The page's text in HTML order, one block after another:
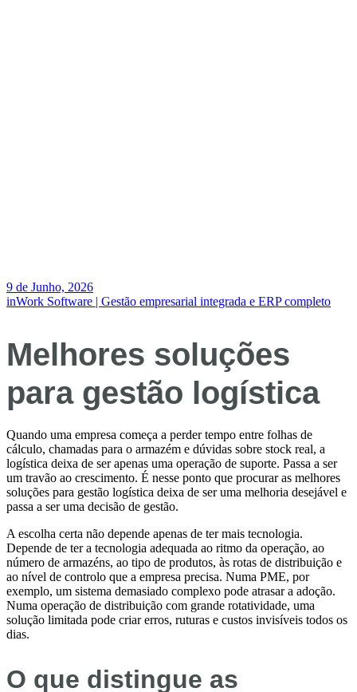
9 de Junho, 2026
inWork Software | Gestão empresarial integrada e ERP completo
Melhores soluções
para gestão logística
Quando uma empresa começa a perder tempo entre folhas de
cálculo, chamadas para o armazém e dúvidas sobre stock real, a
logística deixa de ser apenas uma operação de suporte. Passa a ser
um travão ao crescimento. É nesse ponto que procurar as melhores
soluções para gestão logística deixa de ser uma melhoria desejável e
passa a ser uma decisão de gestão.
A escolha certa não depende apenas de ter mais tecnologia.
Depende de ter a tecnologia adequada ao ritmo da operação, ao
número de armazéns, ao tipo de produtos, às rotas de distribuição e
ao nível de controlo que a empresa precisa. Numa PME, por
exemplo, um sistema demasiado complexo pode atrasar a adoção.
Numa operação de distribuição com grande rotatividade, uma
solução limitada pode criar erros, ruturas e custos invisíveis todos os
dias.
O que distingue as